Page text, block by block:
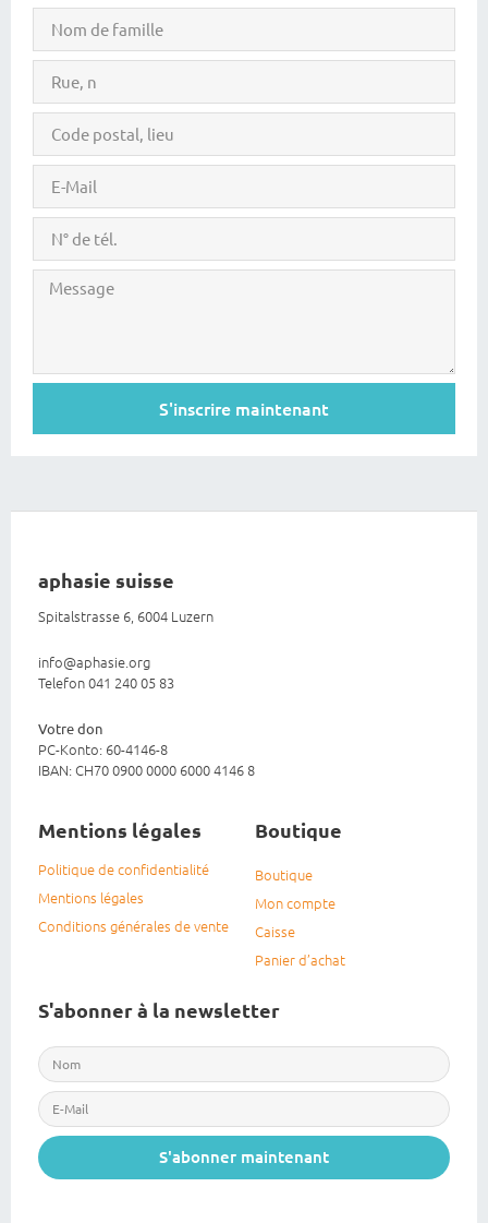
S'inscrire maintenant
aphasie suisse
Spitalstrasse 6, 6004 Luzern
info@aphasie.org
Telefon 041 240 05 83
Votre don
PC-Konto: 60-4146-8
IBAN: CH70 0900 0000 6000 4146 8
Mentions légales
Politique de confidentialité
Mentions légales
Conditions générales de vente
Boutique
Boutique
Mon compte
Caisse
Panier d’achat
S'abonner à la newsletter
S'abonner maintenant